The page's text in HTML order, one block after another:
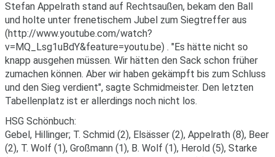
Stefan Appelrath stand auf Rechtsaußen, bekam den Ball
und holte unter frenetischem Jubel zum Siegtreffer aus
(http://www.youtube.com/watch?
v=MQ_Lsg1uBdY&feature=youtu.be) . "Es hätte nicht so
knapp ausgehen müssen. Wir hätten den Sack schon früher
zumachen können. Aber wir haben gekämpft bis zum Schluss
und den Sieg verdient", sagte Schmidmeister. Den letzten
Tabellenplatz ist er allerdings noch nicht los.
HSG Schönbuch:
Gebel, Hillinger; T. Schmid (2), Elsässer (2), Appelrath (8), Beer
(2), T. Wolf (1), Großmann (1), B. Wolf (1), Herold (5), Starke